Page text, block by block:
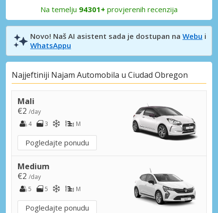
Na temelju 94301+ provjerenih recenzija
Novo! Naš AI asistent sada je dostupan na Webu i
WhatsAppu
Najjeftiniji Najam Automobila u Ciudad Obregon
Mali
€2 /day
4
3 M
Pogledajte ponudu
Medium
€2 /day
5
5 M
Pogledajte ponudu